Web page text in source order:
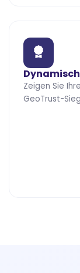
Zeigen Sie
GeoTrust-